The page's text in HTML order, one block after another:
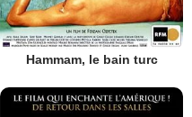
Hammam, le bain turc